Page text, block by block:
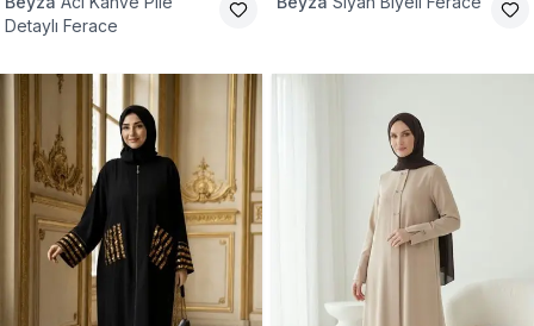
Detaylı Ferace